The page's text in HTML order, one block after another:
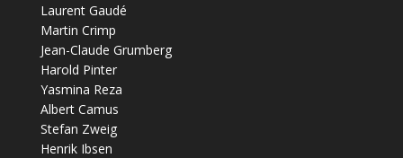
Laurent Gaudé
Martin Crimp
Jean-Claude Grumberg
Harold Pinter
Yasmina Reza
Albert Camus
Stefan Zweig
Henrik Ibsen